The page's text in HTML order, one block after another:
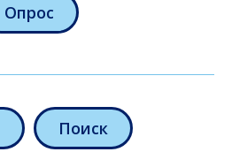
Опрос
Поиск